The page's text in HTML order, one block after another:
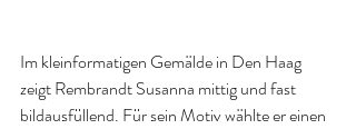
Im kleinformatigen Gemälde in Den Haag
zeigt Rembrandt Susanna mittig und fast
bildausfüllend. Für sein Motiv wählte er einen